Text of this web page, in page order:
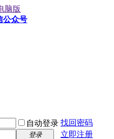
脑版
公众号
自动登录 找回密码
登录 立即注册